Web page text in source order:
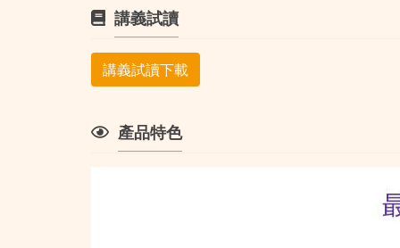
講義試讀
講義試讀下載
產品特色